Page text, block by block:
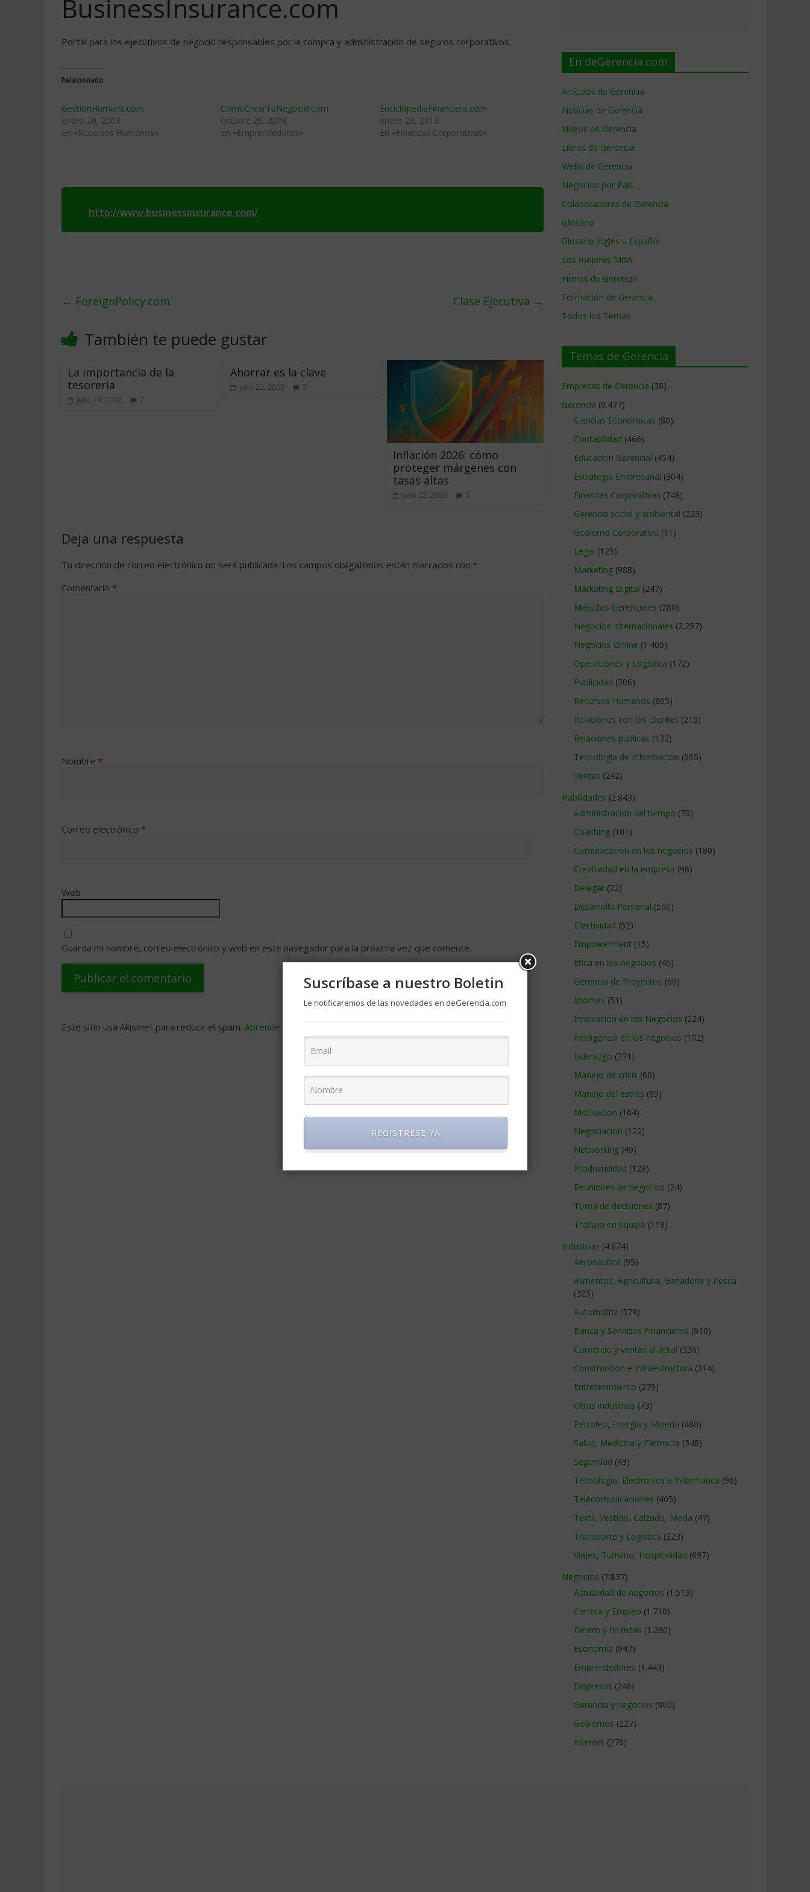
BusinessInsurance.com
Portal para los ejecutivos de negocio responsables por la compra y administracion de seguros corporativos
Relacionado
GestionHumana.com
enero 20, 2003
En «Recursos Humanos»
ComoCrearTuNegocio.com
octubre 26, 2008
En «Emprendedores»
EnciclopediaFinanciera.com
enero 23, 2013
En «Finanzas Corporativas»
http://www.businessinsurance.com/
← ForeignPolicy.com Clase Ejecutiva →
También te puede gustar
La importancia de la
tesoreria
julio 24, 2002 2
Ahorrar es la clave
julio 22, 2009 3
Inflación 2026: cómo
proteger márgenes con
tasas altas
julio 22, 2026 0
Deja una respuesta
Tu dirección de correo electrónico no será publicada. Los campos obligatorios están marcados con *
Comentario *
Nombre *
Correo electrónico *
Web
Guarda mi nombre, correo electrónico y web en este navegador para la próxima vez que comente.
Este sitio usa Akismet para reducir el spam. Aprende cómo se procesan los datos de tus comentarios
En deGerencia.com
Artículos de Gerencia
Noticias de Gerencia
Videos de Gerencia
Libros de Gerencia
Webs de Gerencia
Negocios por País
Colaboradores de Gerencia
Glosario
Glosario Inglés – Español
Los mejores MBA
Firmas de Gerencia
Formación de Gerencia
Todos los Temas
Temas de Gerencia
Empresas de Gerencia (38)
Gerencia (9.477)
Ciencias Económicas (80)
Contabilidad (466)
Educacion Gerencial (454)
Estrategia Empresarial (304)
Finanzas Corporativas (748)
Gerencia social y ambiental (223)
Gobierno Corporativo (11)
Legal (125)
Marketing (988)
Marketing Digital (247)
Métodos Gerenciales (280)
Negocios Internacionales (2.257)
Negocios Online (1.405)
Operaciones y Logística (172)
Publicidad (306)
Recursos Humanos (865)
Relaciones con los clientes (219)
Relaciones publicas (132)
Tecnologia de Informacion (665)
Ventas (242)
Habilidades (2.843)
Administracion del tiempo (70)
Coaching (101)
Comunicacion en los negocios (180)
Creatividad en la empresa (96)
Delegar (22)
Desarrollo Personal (566)
Efectividad (52)
Empowerment (15)
Etica en los negocios (46)
Gerencia de Proyectos (66)
Idiomas (51)
Innovacion en los Negocios (224)
Inteligencia en los negocios (102)
Liderazgo (331)
Manejo de crisis (60)
Manejo del estrés (85)
Motivacion (164)
Negociacion (122)
Networking (49)
Productividad (123)
Reuniones de negocios (24)
Toma de decisiones (87)
Trabajo en equipo (118)
Industrias (4.874)
Aeronautica (95)
Alimentos, Agricultura, Ganaderia y Pesca
(325)
Automotriz (379)
Banca y Servicios Financieros (910)
Comercio y ventas al detal (336)
Construccion e Infraestructura (314)
Entretenimiento (279)
Otras industrias (73)
Petroleo, Energia y Mineria (480)
Salud, Medicina y Farmacia (348)
Seguridad (43)
Tecnologia, Electronica e Informatica (96)
Telecomunicaciones (405)
Textil, Vestido, Calzado, Moda (47)
Transporte y Logistica (223)
Viajes, Turismo, Hospitalidad (697)
Negocios (7.837)
Actualidad de negocios (1.519)
Carrera y Empleo (1.710)
Dinero y finanzas (1.260)
Economía (947)
Emprendedores (1.443)
Empresas (246)
Gerencia y negocios (900)
Gobiernos (227)
Internet (276)
Suscríbase a nuestro Boletin
Le notificaremos de las novedades en deGerencia.com
REGISTRESE YA